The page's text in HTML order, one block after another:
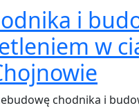
i
w
chodnika i